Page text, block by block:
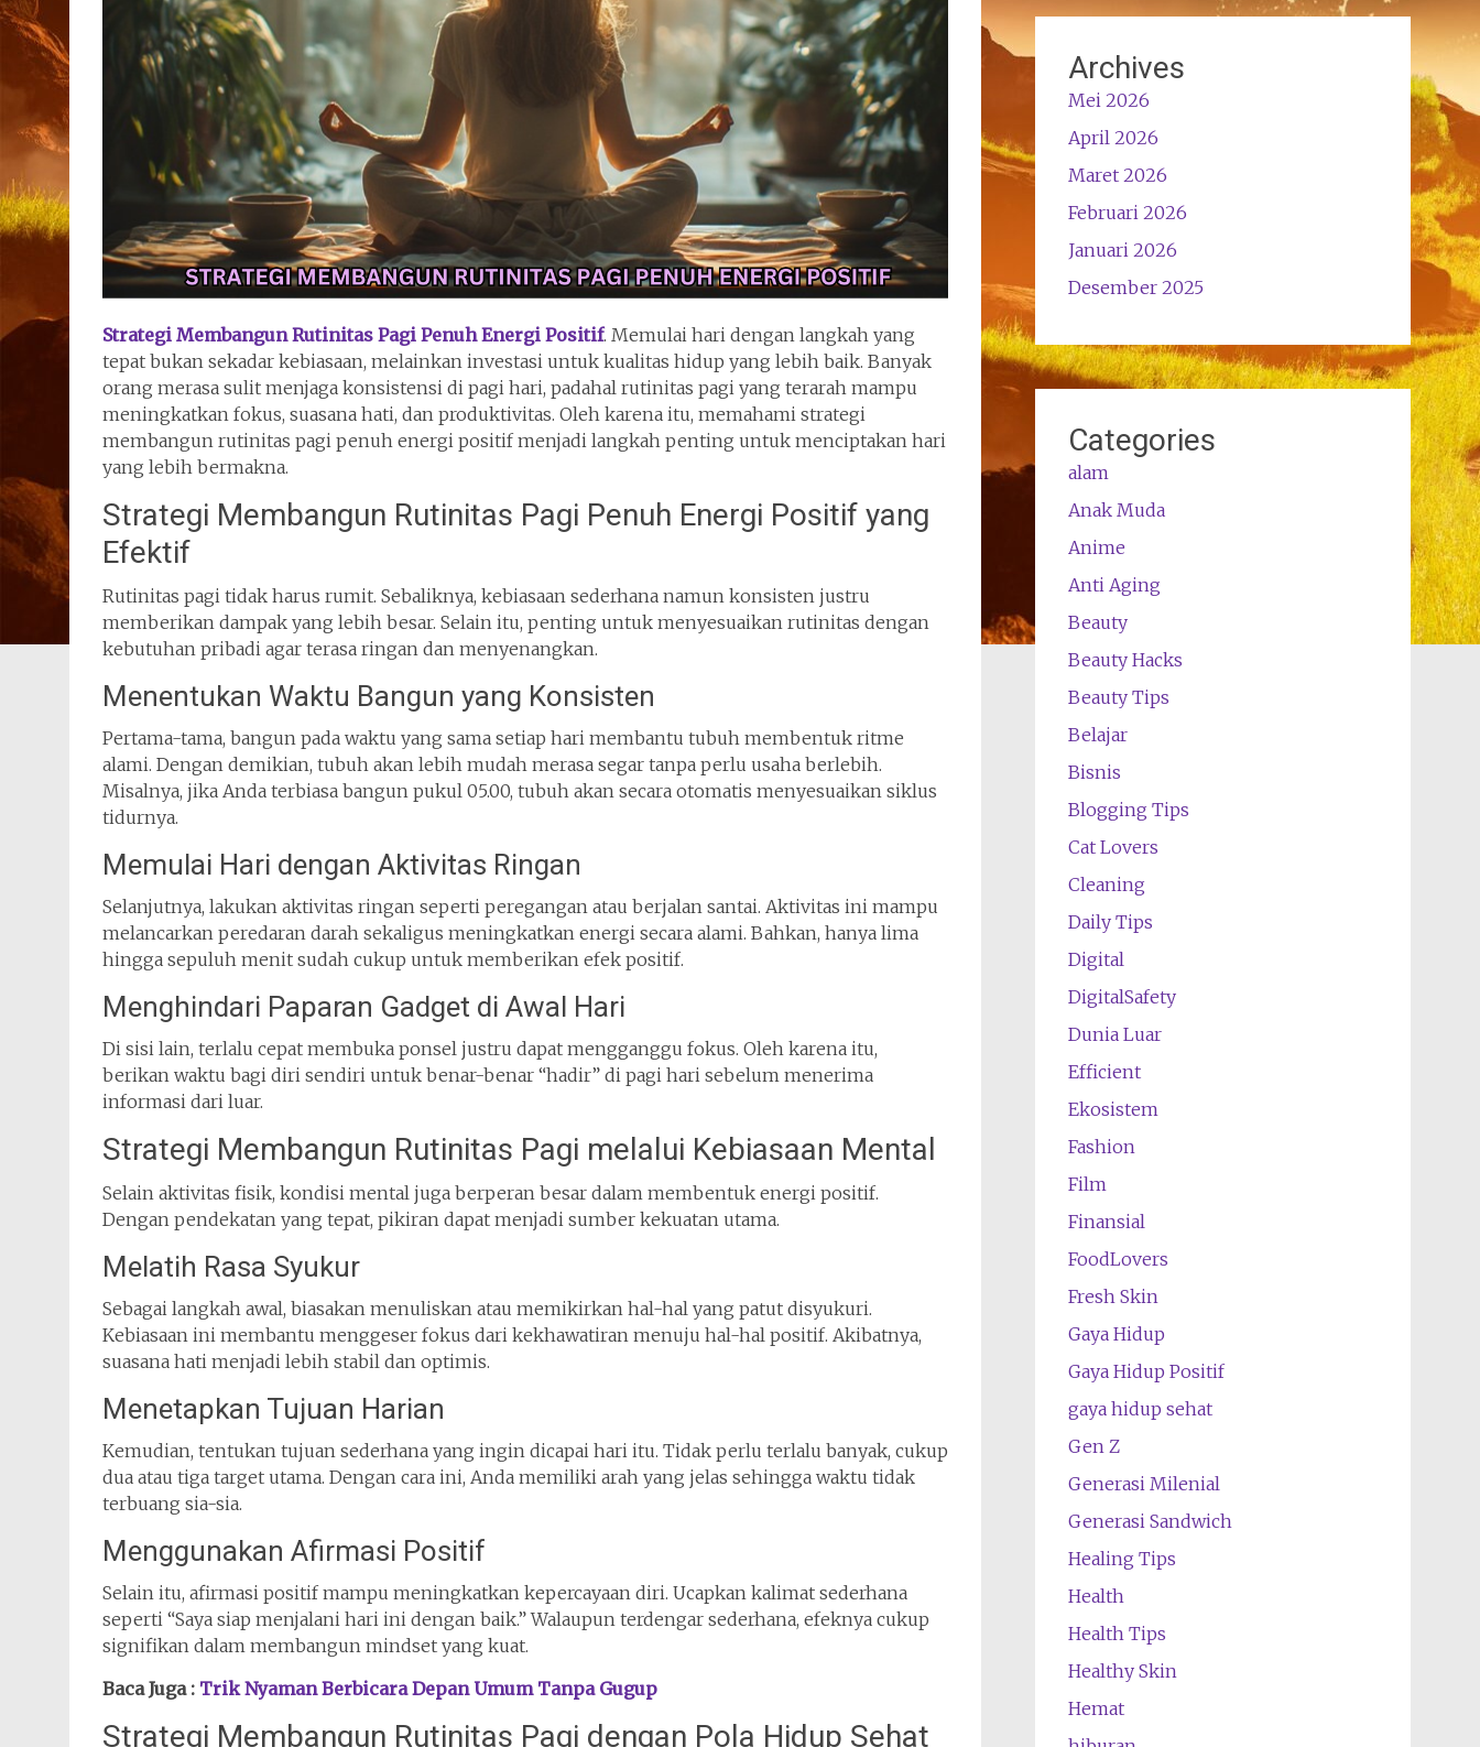
Strategi Membangun Rutinitas Pagi Penuh Energi Positif. Memulai hari dengan langkah yang
tepat bukan sekadar kebiasaan, melainkan investasi untuk kualitas hidup yang lebih baik. Banyak
orang merasa sulit menjaga konsistensi di pagi hari, padahal rutinitas pagi yang terarah mampu
meningkatkan fokus, suasana hati, dan produktivitas. Oleh karena itu, memahami strategi
membangun rutinitas pagi penuh energi positif menjadi langkah penting untuk menciptakan hari
yang lebih bermakna.
Strategi Membangun Rutinitas Pagi Penuh Energi Positif yang
Efektif
Rutinitas pagi tidak harus rumit. Sebaliknya, kebiasaan sederhana namun konsisten justru
memberikan dampak yang lebih besar. Selain itu, penting untuk menyesuaikan rutinitas dengan
kebutuhan pribadi agar terasa ringan dan menyenangkan.
Menentukan Waktu Bangun yang Konsisten
Pertama-tama, bangun pada waktu yang sama setiap hari membantu tubuh membentuk ritme
alami. Dengan demikian, tubuh akan lebih mudah merasa segar tanpa perlu usaha berlebih.
Misalnya, jika Anda terbiasa bangun pukul 05.00, tubuh akan secara otomatis menyesuaikan siklus
tidurnya.
Memulai Hari dengan Aktivitas Ringan
Selanjutnya, lakukan aktivitas ringan seperti peregangan atau berjalan santai. Aktivitas ini mampu
melancarkan peredaran darah sekaligus meningkatkan energi secara alami. Bahkan, hanya lima
hingga sepuluh menit sudah cukup untuk memberikan efek positif.
Menghindari Paparan Gadget di Awal Hari
Di sisi lain, terlalu cepat membuka ponsel justru dapat mengganggu fokus. Oleh karena itu,
berikan waktu bagi diri sendiri untuk benar-benar “hadir” di pagi hari sebelum menerima
informasi dari luar.
Strategi Membangun Rutinitas Pagi melalui Kebiasaan Mental
Selain aktivitas fisik, kondisi mental juga berperan besar dalam membentuk energi positif.
Dengan pendekatan yang tepat, pikiran dapat menjadi sumber kekuatan utama.
Melatih Rasa Syukur
Sebagai langkah awal, biasakan menuliskan atau memikirkan hal-hal yang patut disyukuri.
Kebiasaan ini membantu menggeser fokus dari kekhawatiran menuju hal-hal positif. Akibatnya,
suasana hati menjadi lebih stabil dan optimis.
Menetapkan Tujuan Harian
Kemudian, tentukan tujuan sederhana yang ingin dicapai hari itu. Tidak perlu terlalu banyak, cukup
dua atau tiga target utama. Dengan cara ini, Anda memiliki arah yang jelas sehingga waktu tidak
terbuang sia-sia.
Menggunakan Afirmasi Positif
Selain itu, afirmasi positif mampu meningkatkan kepercayaan diri. Ucapkan kalimat sederhana
seperti “Saya siap menjalani hari ini dengan baik.” Walaupun terdengar sederhana, efeknya cukup
signifikan dalam membangun mindset yang kuat.
Baca Juga : Trik Nyaman Berbicara Depan Umum Tanpa Gugup
Strategi Membangun Rutinitas Pagi dengan Pola Hidup Sehat
Archives
Mei 2026
April 2026
Maret 2026
Februari 2026
Januari 2026
Desember 2025
Categories
alam
Anak Muda
Anime
Anti Aging
Beauty
Beauty Hacks
Beauty Tips
Belajar
Bisnis
Blogging Tips
Cat Lovers
Cleaning
Daily Tips
Digital
DigitalSafety
Dunia Luar
Efficient
Ekosistem
Fashion
Film
Finansial
FoodLovers
Fresh Skin
Gaya Hidup
Gaya Hidup Positif
gaya hidup sehat
Gen Z
Generasi Milenial
Generasi Sandwich
Healing Tips
Health
Health Tips
Healthy Skin
Hemat